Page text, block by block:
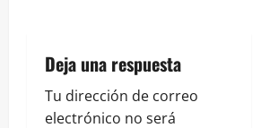
n
t
Deja una respuesta
Tu dirección de correo
electrónico no será